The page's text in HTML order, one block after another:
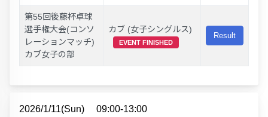
第55回後藤杯卓球
選手権大会(コンソ
レーションマッチ)
カブ女子の部
カブ (女子シングルス)
EVENT FINISHED
Result
2026/1/11(Sun) 09:00-13:00